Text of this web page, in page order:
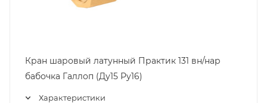
Кран шаровый латунный Практик 131 вн/нар
бабочка Галлоп (Ду15 Ру16)
Характеристики